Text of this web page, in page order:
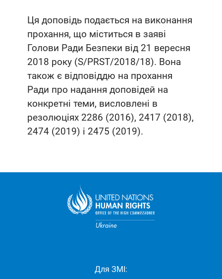
Ця доповідь подається на виконання
прохання, що міститься в заяві
Голови Ради Безпеки від 21 вересня
2018 року (S/PRST/2018/18). Вона
також є відповіддю на прохання
Ради про надання доповідей на
конкретні теми, висловлені в
резолюціях 2286 (2016), 2417 (2018),
2474 (2019) і 2475 (2019).
Для ЗМІ: